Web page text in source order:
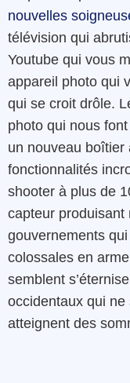
nouvelles
télévision qui
Youtube qui vous
appareil photo qui
qui se croit drôle.
photo qui nous
un nouveau boîtier
fonctionnalités
shooter à plus de
capteur produisant
gouvernements
colossales en
semblent
occidentaux qui
atteignent des